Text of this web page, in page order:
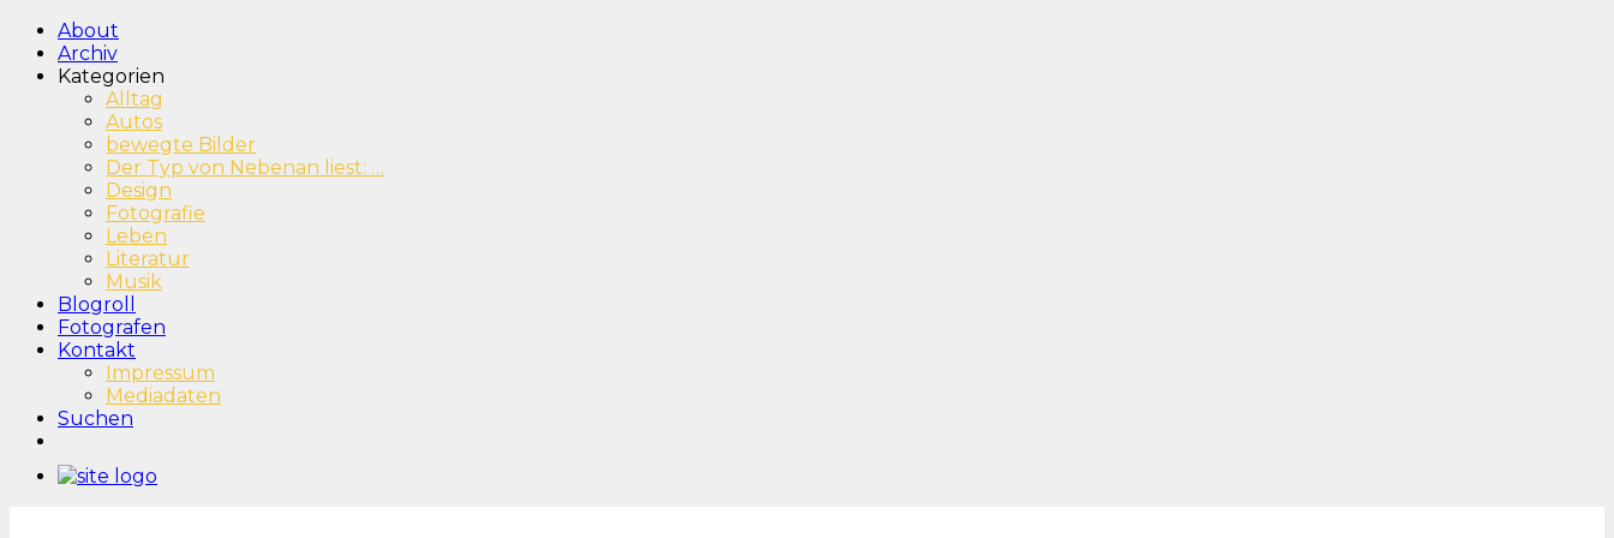
About
Archiv
Kategorien
Alltag
Autos
bewegte Bilder
Der Typ von Nebenan liest: …
Design
Fotografie
Leben
Literatur
Musik
Blogroll
Fotografen
Kontakt
Impressum
Mediadaten
Suchen